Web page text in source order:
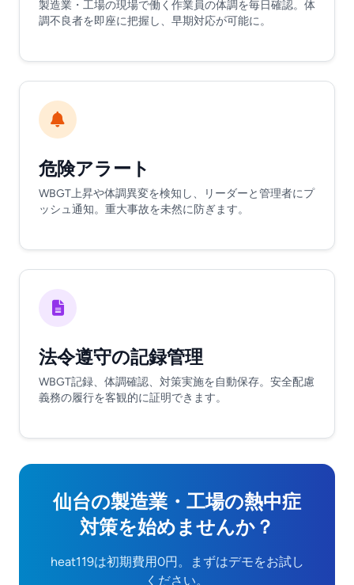
製造業・工場の現場で働く作業員の体調を毎日確認。体
調不良者を即座に把握し、早期対応が可能に。
危険アラート
WBGT上昇や体調異変を検知し、リーダーと管理者にプ
ッシュ通知。重大事故を未然に防ぎます。
法令遵守の記録管理
WBGT記録、体調確認、対策実施を自動保存。安全配慮
義務の履行を客観的に証明できます。
仙台の製造業・工場の熱中症
対策を始めませんか？
heat119は初期費用0円。まずはデモをお試し
ください。